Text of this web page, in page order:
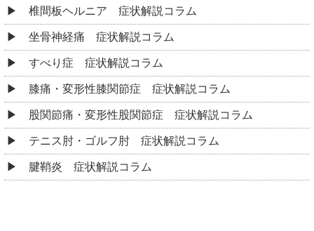
椎間板ヘルニア 症状解説コラム
坐骨神経痛 症状解説コラム
すべり症 症状解説コラム
膝痛・変形性膝関節症 症状解説コラム
股関節痛・変形性股関節症 症状解説コラム
テニス肘・ゴルフ肘 症状解説コラム
腱鞘炎 症状解説コラム